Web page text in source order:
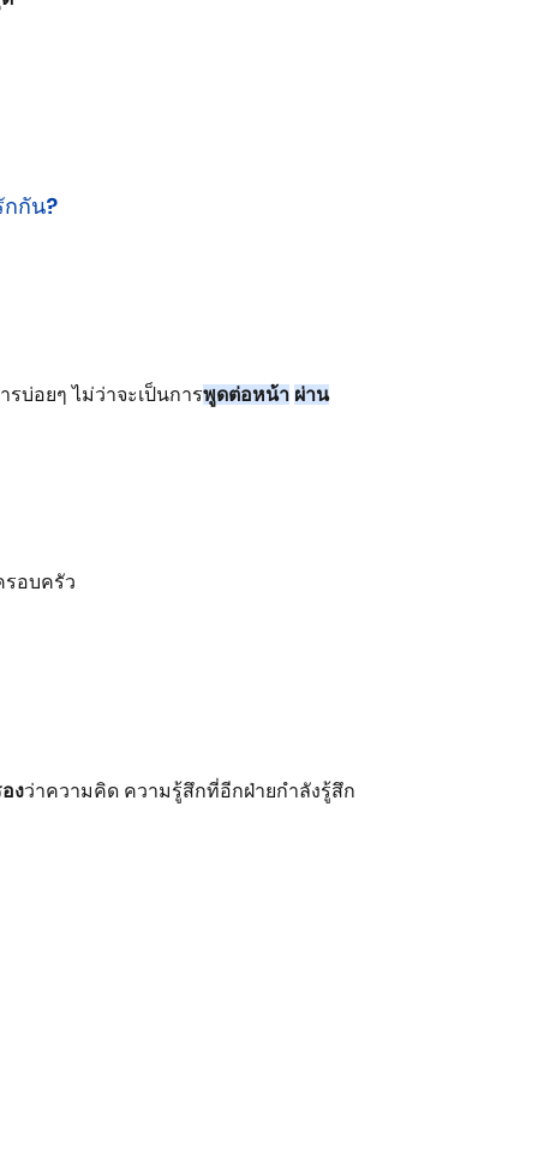
กัน?
บ่อยๆ ไม่ว่าจะเป็นการพูดต่อหน้า ผ่าน
รอบครัว
งว่าความคิด ความรู้สึกที่อีกฝ่ายกำลังรู้สึก